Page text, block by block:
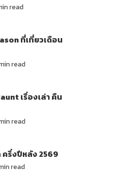
read
ที่เที่ยวเดือน
read
เรื่องเล่า คืน
read
รึ่งปีหลัง 2569
read